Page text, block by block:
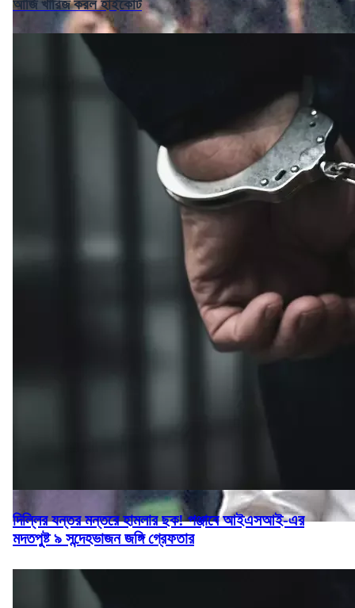
আর্জি খারিজ করল হাইকোর্ট
দিল্লির যন্তর মন্তরে হামলার ছক! পঞ্জাবে আইএসআই-এর
মদতপুষ্ট ৯ সন্দেহভাজন জঙ্গি গ্রেফতার